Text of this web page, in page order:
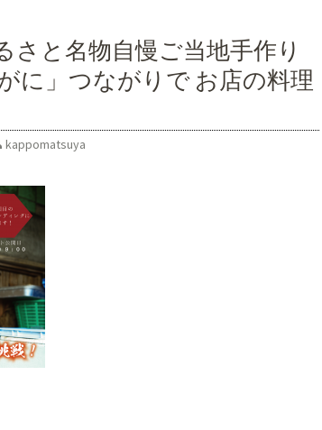
さと名物自慢ご当地手作り
に」つながりで お店の料理
kappomatsuya